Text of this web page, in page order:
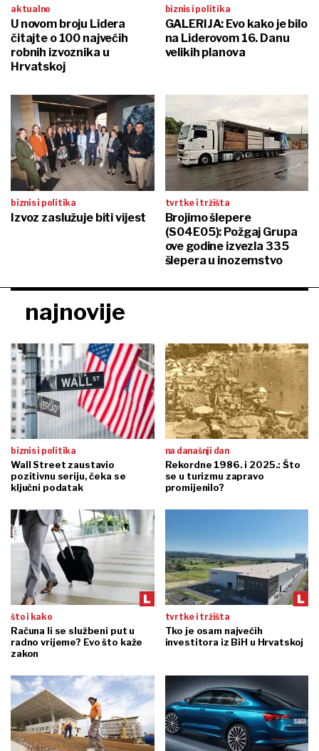
aktualno
U novom broju Lidera
čitajte o 100 najvećih
robnih izvoznika u
Hrvatskoj
biznis i politika
GALERIJA: Evo kako je bilo
na Liderovom 16. Danu
velikih planova
biznis i politika
Izvoz zaslužuje biti vijest
tvrtke i tržišta
Brojimo šlepere
(S04E05): Požgaj Grupa
ove godine izvezla 335
šlepera u inozemstvo
najnovije
biznis i politika
Wall Street zaustavio
pozitivnu seriju, čeka se
ključni podatak
na današnji dan
Rekordne 1986. i 2025.: Što
se u turizmu zapravo
promijenilo?
što i kako
Računa li se službeni put u
radno vrijeme? Evo što kaže
zakon
tvrtke i tržišta
Tko je osam najvećih
investitora iz BiH u Hrvatskoj